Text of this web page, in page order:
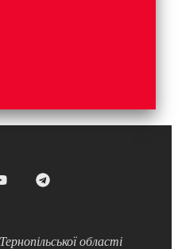
області